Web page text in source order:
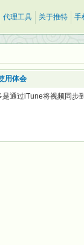
代理工具 关于推特 手
用体会
通过iTune将视频同